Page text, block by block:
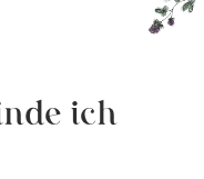
ich